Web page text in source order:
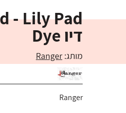
דיו Dye
מותג: Ranger
Ranger